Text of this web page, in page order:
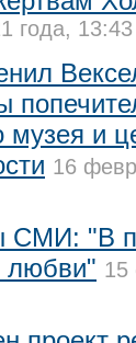
года, 13:43
музея и
16
СМИ: "В
любви" 15